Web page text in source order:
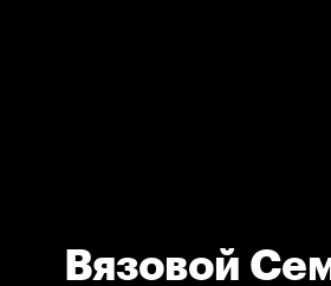
Вязовой